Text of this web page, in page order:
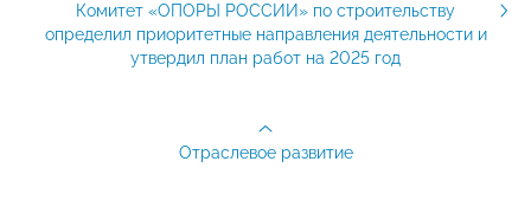
Комитет «ОПОРЫ РОССИИ» по строительству
определил приоритетные направления деятельности и
утвердил план работ на 2025 год
Отраслевое развитие